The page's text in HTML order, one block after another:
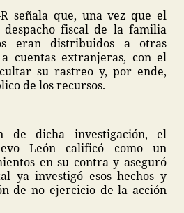
señala que, una vez que el
fiscal de la familia
eran distribuidos a otras
cuentas extranjeras, con el
su rastreo y, por ende,
de los recursos.
de dicha investigación, el
León calificó como un
en su contra y aseguró
ya investigó esos hechos y
de no ejercicio de la acción